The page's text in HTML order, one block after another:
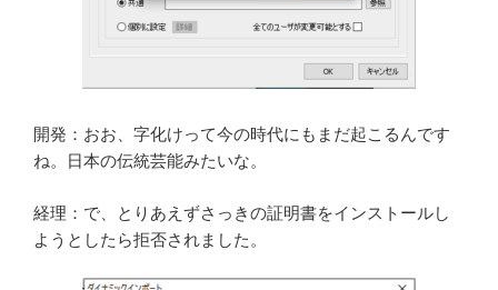
開発：おお、字化けって今の時代にもまだ起こるんです
ね。日本の伝統芸能みたいな。
経理：で、とりあえずさっきの証明書をインストールし
ようとしたら拒否されました。